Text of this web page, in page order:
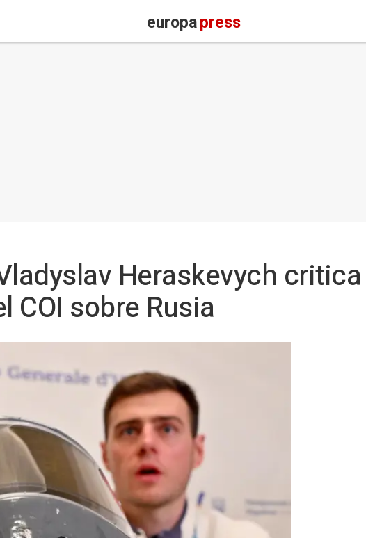
europapress
Heraskevych
COI sobre Rusia